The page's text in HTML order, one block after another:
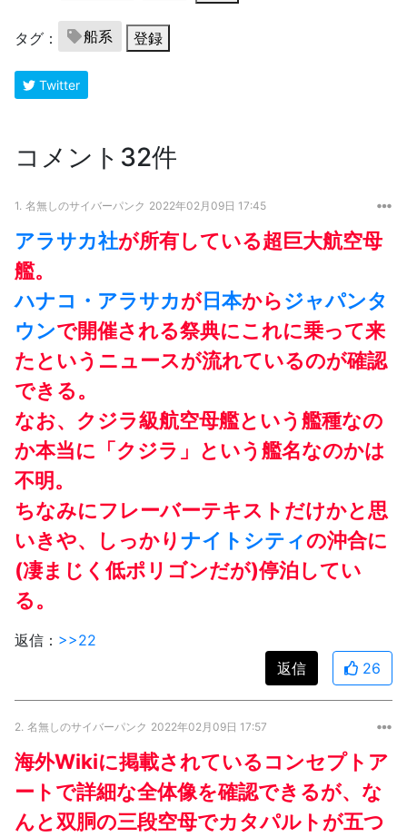
タグ： 船系 登録
Twitter
コメント32件
1. 名無しのサイバーパンク 2022年02月09日 17:45
アラサカ社が所有している超巨大航空母
艦。
ハナコ・アラサカが日本からジャパンタ
ウンで開催される祭典にこれに乗って来
たというニュースが流れているのが確認
できる。
なお、クジラ級航空母艦という艦種なの
か本当に「クジラ」という艦名なのかは
不明。
ちなみにフレーバーテキストだけかと思
いきや、しっかりナイトシティの沖合に
(凄まじく低ポリゴンだが)停泊してい
る。
返信： >>22
返信
26
2. 名無しのサイバーパンク 2022年02月09日 17:57
海外Wikiに掲載されているコンセプトア
ートで詳細な全体像を確認できるが、な
んと双胴の三段空母でカタパルトが五つ